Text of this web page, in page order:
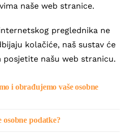
naše web stranice.
preglednika ne
kolačiće, naš sustav će
našu web stranicu.
i obrađujemo vaše osobne
osobne podatke?